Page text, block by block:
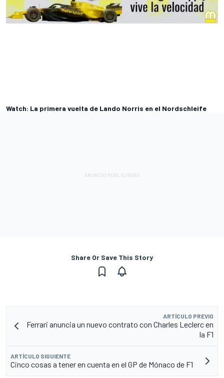
Watch: La primera vuelta de Lando Norris en el Nordschleife
Share Or Save This Story
ARTÍCULO PREVIO
Ferrari anuncia un nuevo contrato con Charles Leclerc en
la F1
ARTÍCULO SIGUIENTE
Cinco cosas a tener en cuenta en el GP de Mónaco de F1